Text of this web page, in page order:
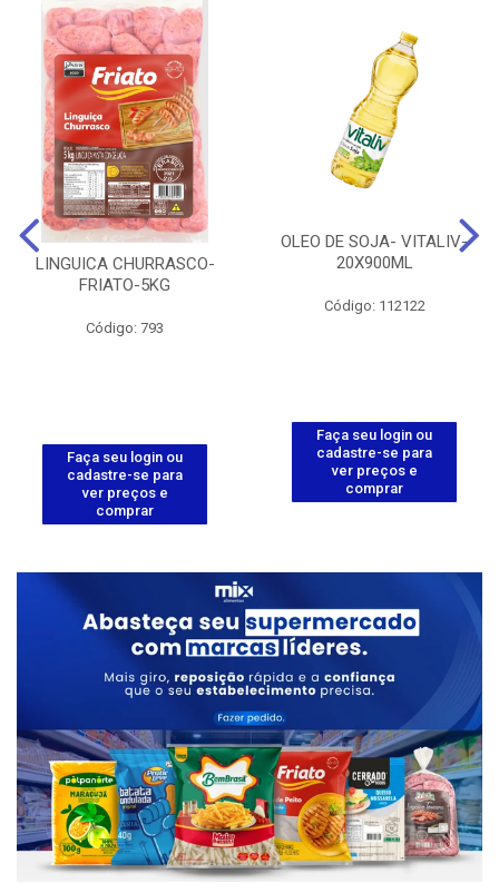
LINGUICA CHURRASCO-
FRIATO-5KG
Código: 793
Faça seu login ou
cadastre-se para
ver preços e
comprar
OLEO DE SOJA- VITALIV-
20X900ML
Código: 112122
Faça seu login ou
cadastre-se para
ver preços e
comprar